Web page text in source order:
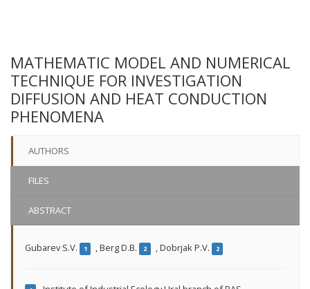
MATHEMATIC MODEL AND NUMERICAL
TECHNIQUE FOR INVESTIGATION
DIFFUSION AND HEAT CONDUCTION
PHENOMENA
AUTHORS
FILES
ABSTRACT
Gubarev S.V. 1 ,Berg D.B. 2 ,Dobrjak P.V. 2